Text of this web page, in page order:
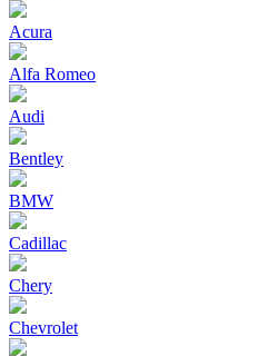
Acura
Alfa Romeo
Audi
Bentley
BMW
Cadillac
Chery
Chevrolet